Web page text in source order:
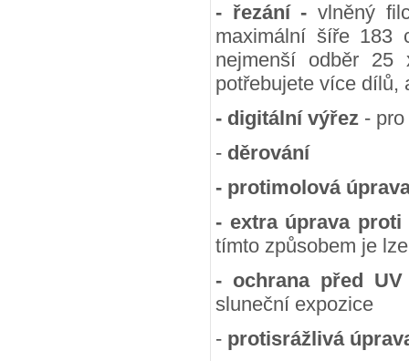
- řezání - vlněný
maximální šíře 183
nejmenší odběr
potřebujete více dílů,
- digitální výřez -
- děrování
- protimolová
- extra úprava
tímto způsobem je
- ochrana před
sluneční expozice
- protisrážlivá